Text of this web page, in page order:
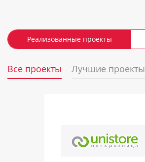
Реализованные проекты
Все проекты Лучшие проекты